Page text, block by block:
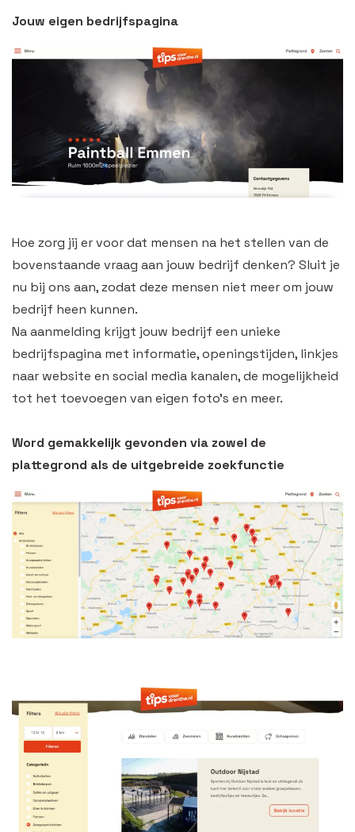
Jouw eigen bedrijfspagina
Hoe zorg jij er voor dat mensen na het stellen van de
bovenstaande vraag aan jouw bedrijf denken? Sluit je
nu bij ons aan, zodat deze mensen niet meer om jouw
bedrijf heen kunnen.
Na aanmelding krijgt jouw bedrijf een unieke
bedrijfspagina met informatie, openingstijden, linkjes
naar website en social media kanalen, de mogelijkheid
tot het toevoegen van eigen foto’s en meer.
Word gemakkelijk gevonden via zowel de
plattegrond als de uitgebreide zoekfunctie